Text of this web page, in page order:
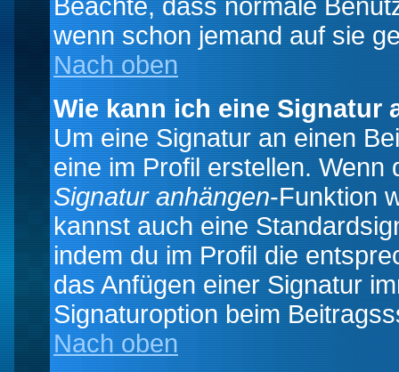
Beachte, dass normale
wenn schon jemand auf sie
Nach oben
Wie kann ich eine Signatur
Um eine Signatur an einen
eine im Profil erstellen.
Signatur anhängen-Funktion
kannst auch eine
indem du im Profil die
das Anfügen einer Signatur
Signaturoption beim
Nach oben